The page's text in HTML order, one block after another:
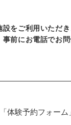
をご利用いただき
前にお電話でお問
体験予約フォーム